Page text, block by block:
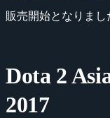
販売開始となりまし
Dota 2
2017